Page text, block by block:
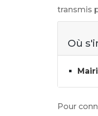
transmis
Où
Pour